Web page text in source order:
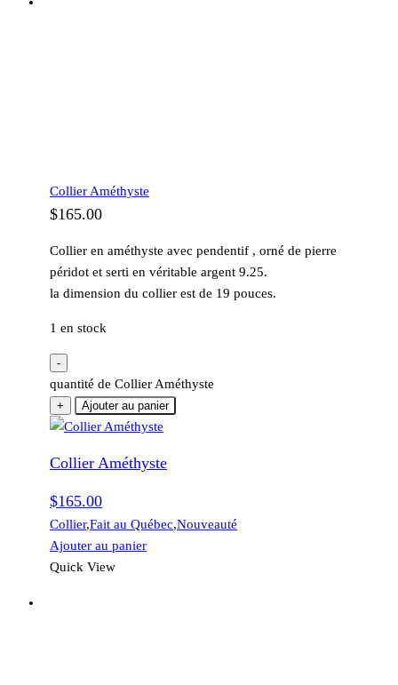
Collier Améthyste
$165.00
Collier en améthyste avec pendentif , orné de pierre
péridot et serti en véritable argent 9.25.
la dimension du collier est de 19 pouces.
1 en stock
-
quantité de Collier Améthyste
+ Ajouter au panier
Collier Améthyste
$165.00
Collier,Fait au Québec,Nouveauté
Ajouter au panier
Quick View